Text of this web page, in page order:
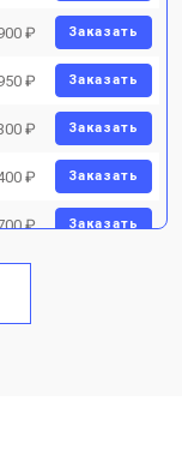
₽ Заказать
₽ Заказать
₽ Заказать
₽ Заказать
₽ Заказать
₽